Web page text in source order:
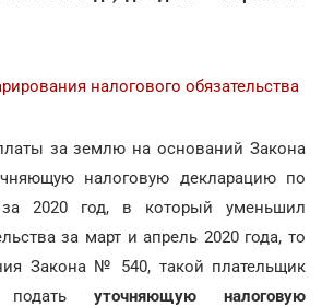
налогового обязательства
за землю на оснований Закона
налоговую декларацию по
2020 год, в который уменьшил
за март и апрель 2020 года, то
Закона № 540, такой плательщик
подать уточняющую налоговую